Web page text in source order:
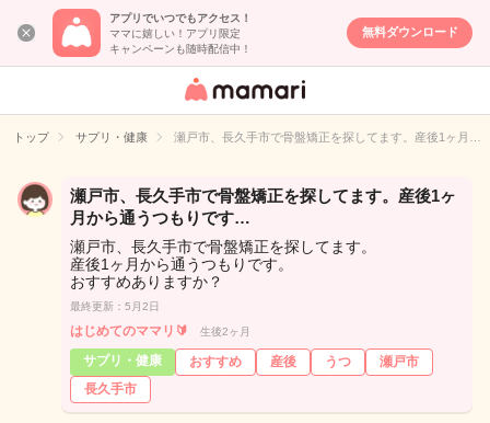
アプリでいつでもアクセス！
ママに嬉しい！アプリ限定
キャンペーンも随時配信中！
無料ダウンロード
女性専用匿名QA
イト
トップ サプリ・健康 瀬戸市、長久手市で骨盤矯正を探してます。産後1ヶ月…
瀬戸市、長久手市で骨盤矯正を探してます。産後1ヶ
月から通うつもりです…
瀬戸市、長久手市で骨盤矯正を探してます。
産後1ヶ月から通うつもりです。
おすすめありますか？
最終更新：5月2日
はじめてのママリ🔰 生後2ヶ月
サプリ・健康 おすすめ 産後 うつ
瀬戸市
長久手市